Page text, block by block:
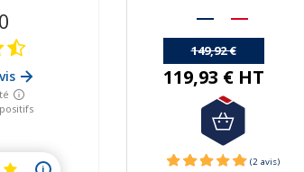
149,92 €
119,93 € HT